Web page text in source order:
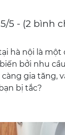
5/5 - (2 bình
hà nội là
bởi nhu
gia tăng,
bị tắc?